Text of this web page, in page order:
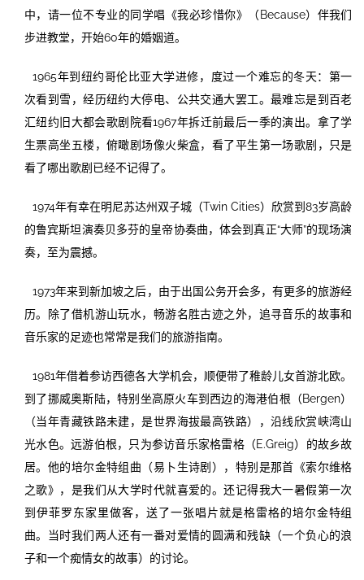
中，请一位不专业的同学唱《我必珍惜你》（Because）伴我们
步进教堂，开始60年的婚姻道。
1965年到纽约哥伦比亚大学进修，度过一个难忘的冬天：第一
次看到雪，经历纽约大停电、公共交通大罢工。最难忘是到百老
汇纽约旧大都会歌剧院看1967年拆迁前最后一季的演出。拿了学
生票高坐五楼，俯瞰剧场像火柴盒，看了平生第一场歌剧，只是
看了哪出歌剧已经不记得了。
1974年有幸在明尼苏达州双子城（Twin Cities）欣赏到83岁高龄
的鲁宾斯坦演奏贝多芬的皇帝协奏曲，体会到真正“大师”的现场演
奏，至为震撼。
1973年来到新加坡之后，由于出国公务开会多，有更多的旅游经
历。除了借机游山玩水，畅游名胜古迹之外，追寻音乐的故事和
音乐家的足迹也常常是我们的旅游指南。
1981年借着参访西德各大学机会，顺便带了稚龄儿女首游北欧。
到了挪威奥斯陆，特别坐高原火车到西边的海港伯根（Bergen）
（当年青藏铁路未建，是世界海拔最高铁路），沿线欣赏峡湾山
光水色。远游伯根，只为参访音乐家格雷格（E.Greig）的故乡故
居。他的培尔金特组曲（易卜生诗剧），特别是那首《索尔维格
之歌》，是我们从大学时代就喜爱的。还记得我大一暑假第一次
到伊菲罗东家里做客，送了一张唱片就是格雷格的培尔金特组
曲。当时我们两人还有一番对爱情的圆满和残缺（一个负心的浪
子和一个痴情女的故事）的讨论。